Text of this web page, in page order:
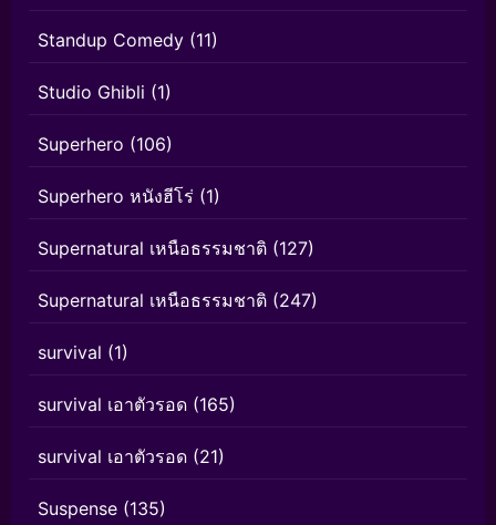
Standup Comedy (11)
Studio Ghibli (1)
Superhero (106)
Superhero หนังฮีโร่ (1)
Supernatural เหนือธรรมชาติ (127)
Supernatural เหนือธรรมชาติ (247)
survival (1)
survival เอาตัวรอด (165)
survival เอาตัวรอด (21)
Suspense (135)